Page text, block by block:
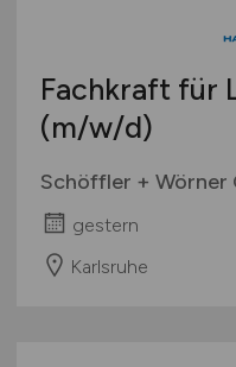
Fachkraft für
(m/w/d)
Schöffler + Wörner
gestern
Karlsruhe